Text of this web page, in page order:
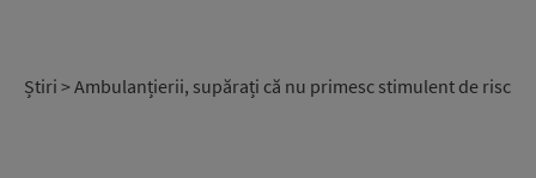
Știri > Ambulanțierii, supărați că nu primesc stimulent de risc